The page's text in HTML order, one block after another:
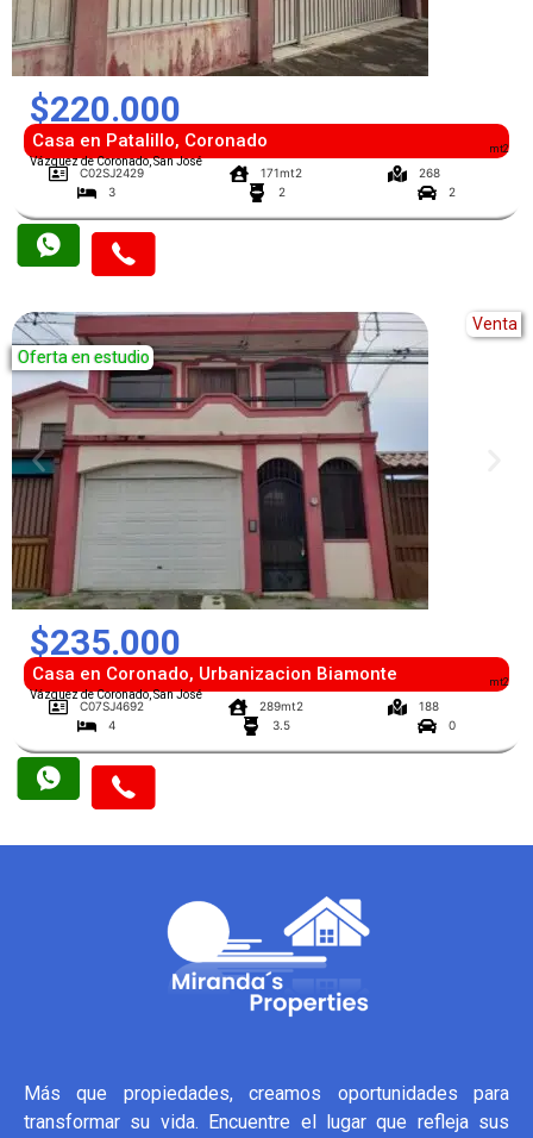
mt2
$220.000
Casa en Patalillo, Coronado
Vázquez de Coronado, San José
C02SJ2429 171mt2
268
3
2 2
mt2
Venta
Oferta en estudio
$235.000
Casa en Coronado, Urbanizacion Biamonte
Vázquez de Coronado, San José
C07SJ4692 289mt2
188
4
3.5 0
Más que propiedades, creamos oportunidades para
transformar su vida. Encuentre el lugar que refleja sus